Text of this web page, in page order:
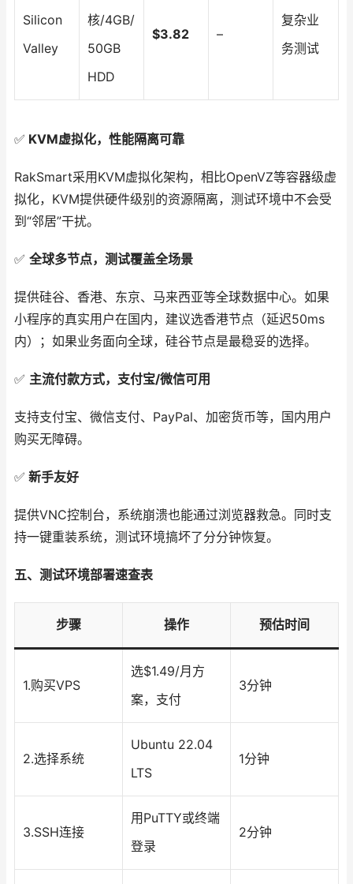
Silicon
Valley
核/4GB/
50GB
HDD
$3.82 –
复杂业
务测试
✅ KVM虚拟化，性能隔离可靠
RakSmart采用KVM虚拟化架构，相比OpenVZ等容器级虚
拟化，KVM提供硬件级别的资源隔离，测试环境中不会受
到“邻居”干扰。
✅ 全球多节点，测试覆盖全场景
提供硅谷、香港、东京、马来西亚等全球数据中心。如果
小程序的真实用户在国内，建议选香港节点（延迟50ms
内）；如果业务面向全球，硅谷节点是最稳妥的选择。
✅ 主流付款方式，支付宝/微信可用
支持支付宝、微信支付、PayPal、加密货币等，国内用户
购买无障碍。
✅ 新手友好
提供VNC控制台，系统崩溃也能通过浏览器救急。同时支
持一键重装系统，测试环境搞坏了分分钟恢复。
五、测试环境部署速查表
步骤 操作 预估时间
1.购买VPS
选$1.49/月方
案，支付
3分钟
2.选择系统
Ubuntu 22.04
LTS
1分钟
3.SSH连接
用PuTTY或终端
登录
2分钟